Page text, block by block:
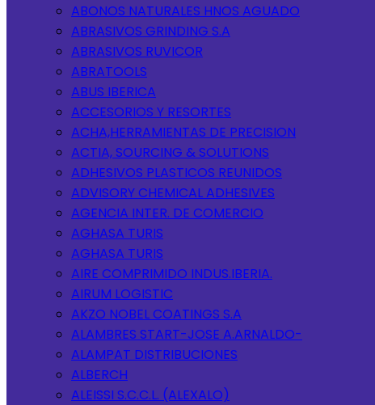
ABONOS NATURALES HNOS AGUADO
ABRASIVOS GRINDING S.A
ABRASIVOS RUVICOR
ABRATOOLS
ABUS IBERICA
ACCESORIOS Y RESORTES
ACHA,HERRAMIENTAS DE PRECISION
ACTIA, SOURCING & SOLUTIONS
ADHESIVOS PLASTICOS REUNIDOS
ADVISORY CHEMICAL ADHESIVES
AGENCIA INTER. DE COMERCIO
AGHASA TURIS
AGHASA TURIS
AIRE COMPRIMIDO INDUS.IBERIA.
AIRUM LOGISTIC
AKZO NOBEL COATINGS S.A
ALAMBRES START-JOSE A.ARNALDO-
ALAMPAT DISTRIBUCIONES
ALBERCH
ALEISSI S.C.C.L. (ALEXALO)